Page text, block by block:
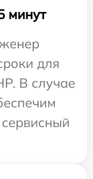
минут
для
В случае